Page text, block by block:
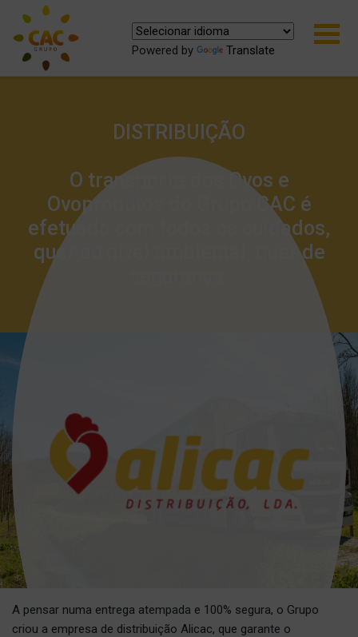
Powered by Translate
DISTRIBUIÇÃO
O transporte dos Ovos e
Ovoprodutos do Grupo CAC é
efetuado com todos os cuidados,
quer ao nível ambiental, quer de
A pensar numa entrega atempada e 100% segura, o Grupo
criou a empresa de distribuição Alicac, que garante o